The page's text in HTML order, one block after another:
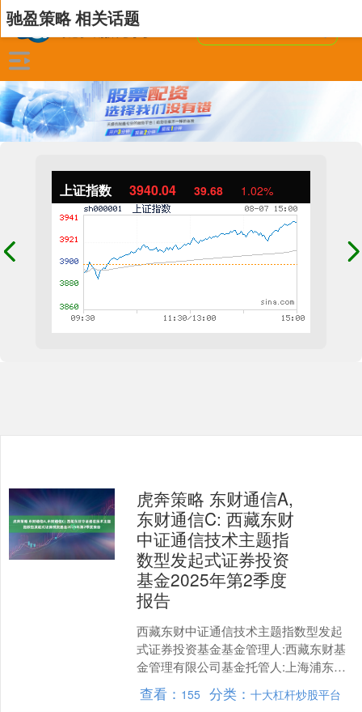
上证指数 3940.04 39.68 1.02%
驰盈策略 相关话题
虎奔策略 东财通信A,
东财通信C: 西藏东财
中证通信技术主题指
数型发起式证券投资
基金2025年第2季度
报告
西藏东财中证通信技术主题指数型发起
式证券投资基金基金管理人:西藏东财基
金管理有限公司基金托管人:上海浦东发
展银行股份有限公司报告送出日期:2025
年07月19日....
查看： 155 分类：十大杠杆炒股平台